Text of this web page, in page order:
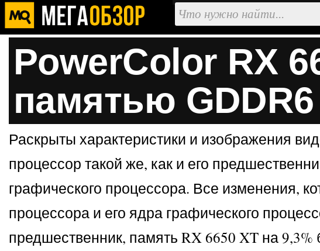
PowerColor RX
памятью
Раскрыты характеристики и изображения
процессор такой же, как и его
графического процессора. Все изменения,
процессора и его ядра графического
предшественник, память RX 6650 XT на